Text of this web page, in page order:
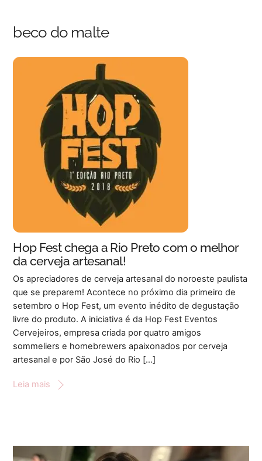
contentbeco do malte
Hop Fest chega a Rio Preto com o melhor
da cerveja artesanal!
Os apreciadores de cerveja artesanal do noroeste paulista
que se preparem! Acontece no próximo dia primeiro de
setembro o Hop Fest, um evento inédito de degustação
livre do produto. A iniciativa é da Hop Fest Eventos
Cervejeiros, empresa criada por quatro amigos
sommeliers e homebrewers apaixonados por cerveja
artesanal e por São José do Rio […]
Leia mais